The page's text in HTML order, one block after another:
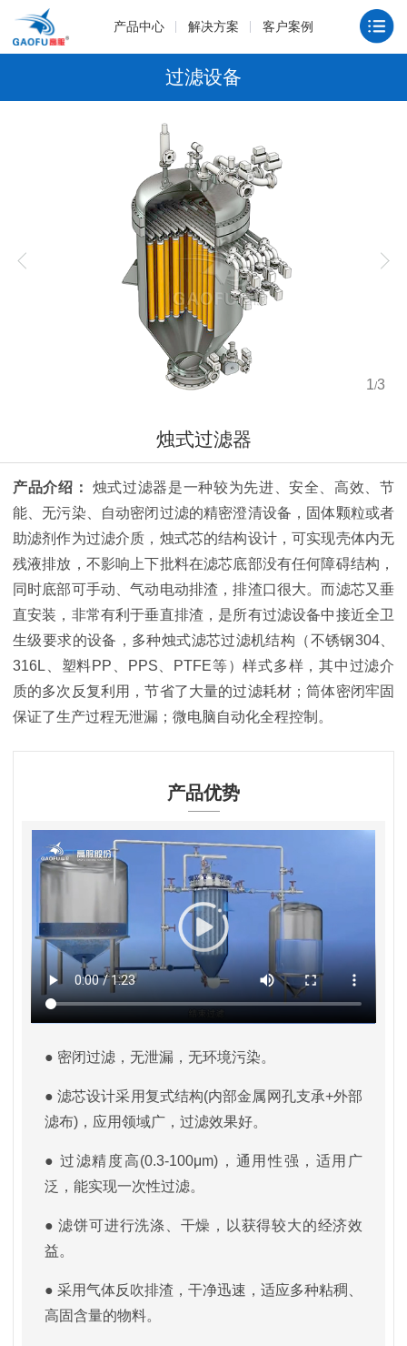
产品中心 解决方案 客户案例
过滤设备
1/3
烛式过滤器
产品介绍：
烛式过滤器是一种较为先进、安全、高效、节
能、无污染、自动密闭过滤的精密澄清设备，固体颗粒或者
助滤剂作为过滤介质，烛式芯的结构设计，可实现壳体内无
残液排放，不影响上下批料在滤芯底部没有任何障碍结构，
同时底部可手动、气动电动排渣，排渣口很大。而滤芯又垂
直安装，非常有利于垂直排渣，是所有过滤设备中接近全卫
生级要求的设备，多种烛式滤芯过滤机结构（不锈钢304、
316L、塑料PP、PPS、PTFE等）样式多样，其中过滤介
质的多次反复利用，节省了大量的过滤耗材；筒体密闭牢固
保证了生产过程无泄漏；微电脑自动化全程控制。
产品优势
● 密闭过滤，无泄漏，无环境污染。
● 滤芯设计采用复式结构(内部金属网孔支承+外部
滤布)，应用领域广，过滤效果好。
● 过滤精度高(0.3-100μm)，通用性强，适用广
泛，能实现一次性过滤。
● 滤饼可进行洗涤、干燥，以获得较大的经济效
益。
● 采用气体反吹排渣，干净迅速，适应多种粘稠、
高固含量的物料。